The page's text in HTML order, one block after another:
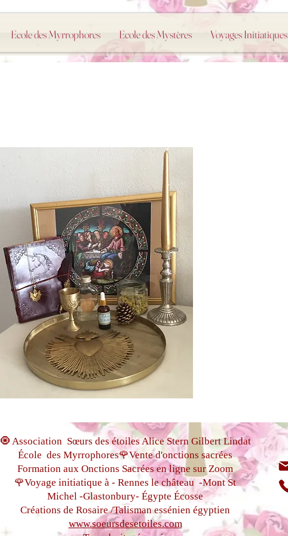
Ecole des Myrrophores Ecole des Mystères Voyages Initiatiques
🧿 Association Sœurs des étoiles Alice Stern Gilbert Lindat
École des Myrrophores🌹Vente d'onctions sacrées
Formation aux Onctions Sacréesen ligne sur Zoom
🌹Voyage initiatique à - Rennes le château -Mont St
Michel -Glastonbury- Égypte Écosse
Créations de Rosaire /Talisman essénien égyptien
www.soeursdesetoiles.com